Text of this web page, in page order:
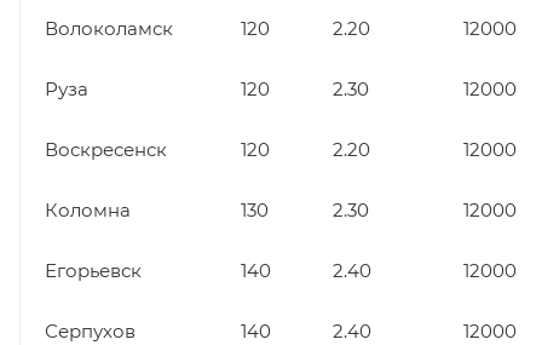
Волоколамск 120 2.20 12000
Руза 120 2.30 12000
Воскресенск 120 2.20 12000
Коломна 130 2.30 12000
Егорьевск 140 2.40 12000
Серпухов 140 2.40 12000